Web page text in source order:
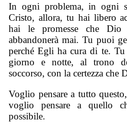
In ogni problema, in ogni
Cristo, allora, tu hai libero
hai le promesse che
abbandonerà mai. Tu puoi
perché Egli ha cura di te.
giorno e notte, al trono
soccorso, con la certezza che
Voglio pensare a tutto
voglio pensare a quello
possibile.